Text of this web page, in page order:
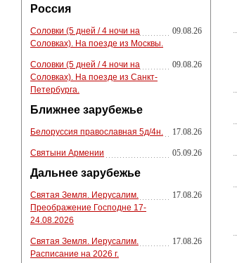
Россия
Соловки (5 дней / 4 ночи на
Соловках). На поезде из Москвы.
09.08.26
Соловки (5 дней / 4 ночи на
Соловках). На поезде из Санкт-
Петербурга.
09.08.26
Ближнее зарубежье
Белоруссия православная 5д/4н. 17.08.26
Святыни Армении 05.09.26
Дальнее зарубежье
Святая Земля. Иерусалим.
Преображение Господне 17-
24.08.2026
17.08.26
Святая Земля. Иерусалим.
Расписание на 2026 г.
17.08.26